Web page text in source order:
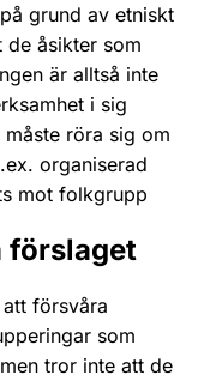
grund av etniskt
de åsikter som
är alltså inte
i sig
röra sig om
organiserad
mot folkgrupp
förslaget
försvåra
som
tror inte att de